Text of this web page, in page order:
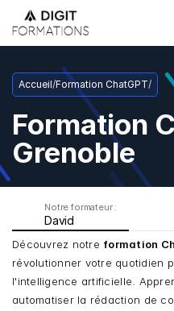
Notre formateur :
David
Découvrez notre formation
révolutionner votre quotidien
l'intelligence artificielle.
automatiser la rédaction de
Accueil/Formation ChatGPT/
Formation
Grenoble